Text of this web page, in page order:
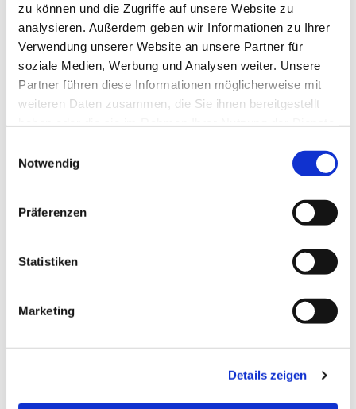
zu können und die Zugriffe auf unsere Website zu
analysieren. Außerdem geben wir Informationen zu Ihrer
Verwendung unserer Website an unsere Partner für
soziale Medien, Werbung und Analysen weiter. Unsere
Partner führen diese Informationen möglicherweise mit
weiteren Daten zusammen, die Sie ihnen bereitgestellt
Notwendig
Präferenzen
Statistiken
Marketing
Details zeigen